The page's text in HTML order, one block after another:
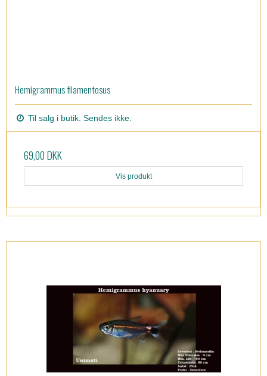
Hemigrammus filamentosus
Til salg i butik. Sendes ikke.
69,00 DKK
Vis produkt